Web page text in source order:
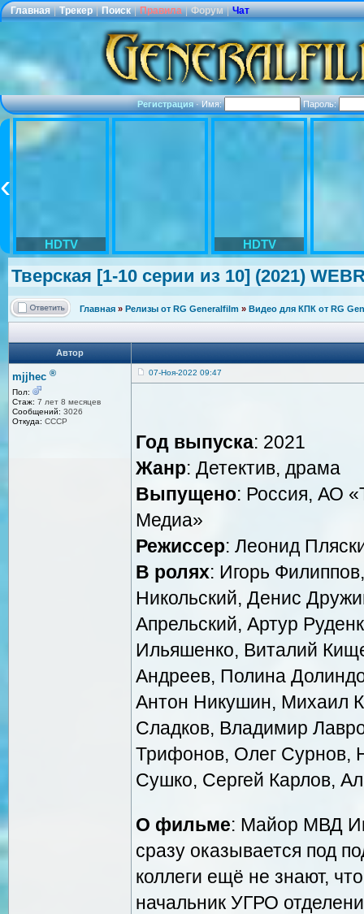
Главная | Трекер | Поиск | Правила | Форум | Чат
Регистрация·Имя: Пароль:
HDTV HDTV
Тверская [1-10 серии из 10] (2021)
Главная » Релизы от RG Generalfilm » Видео для КПК от RG
Автор
mjjhec ®
Пол:
Стаж: 7 лет 8 месяцев
Сообщений: 3026
Откуда: СССР
07-Ноя-2022 09:47
Год выпуска: 2021
Жанр: Детектив, драма
Выпущено: Россия, АО
Медиа»
Режиссер: Леонид
В ролях: Игорь
Никольский, Денис
Апрельский, Артур
Ильяшенко, Виталий
Андреев, Полина
Антон Никушин, Михаил
Сладков, Владимир
Трифонов, Олег Сурнов,
Сушко, Сергей Карлов,
О фильме: Майор МВД
сразу оказывается под
коллеги ещё не знают,
начальник УГРО